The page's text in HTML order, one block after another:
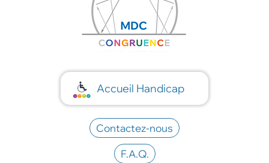
Accueil Handicap
Contactez-nous
F.A.Q.